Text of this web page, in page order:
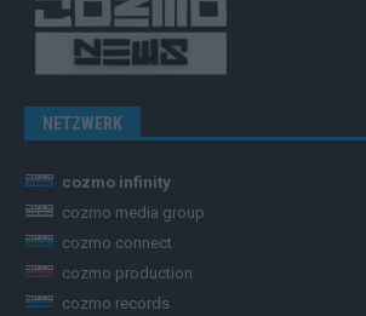
NETZWERK
cozmo infinity
cozmo media group
cozmo connect
cozmo production
cozmo records